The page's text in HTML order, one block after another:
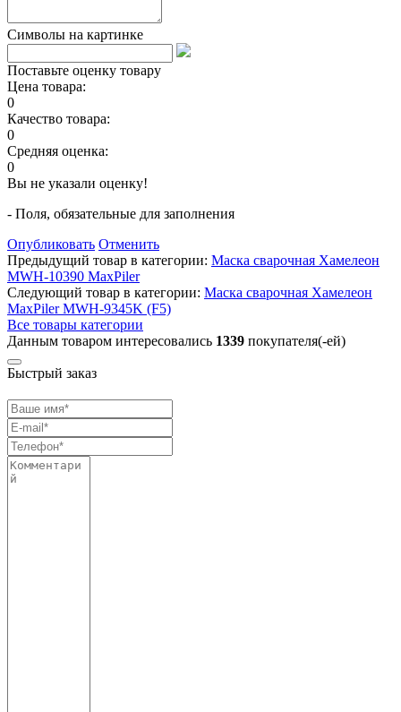
Символы на картинке
Поставьте оценку товару
Цена товара:
0
Качество товара:
0
Средняя оценка:
0
Вы не указали оценку!
- Поля, обязательные для заполнения
Опубликовать Отменить
Предыдущий товар в категории: Маска сварочная Хамелеон
MWH-10390 MaxPiler
Следующий товар в категории: Маска сварочная Хамелеон
MaxPiler MWH-9345K (F5)
Все товары категории
Данным товаром интересовались 1339 покупателя(-ей)
Быстрый заказ